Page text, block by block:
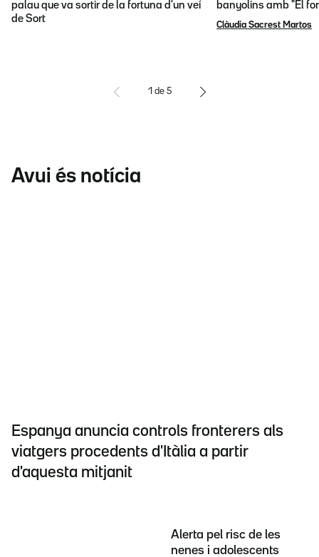
palau que va sortir de la fortuna d'un veí
de Sort
banyolins amb "El
Clàudia Sacrest Martos
1 de 5
Avui és notícia
Espanya anuncia controls fronterers als
viatgers procedents d'Itàlia a partir
d'aquesta mitjanit
Alerta pel risc de les
nenes i adolescents